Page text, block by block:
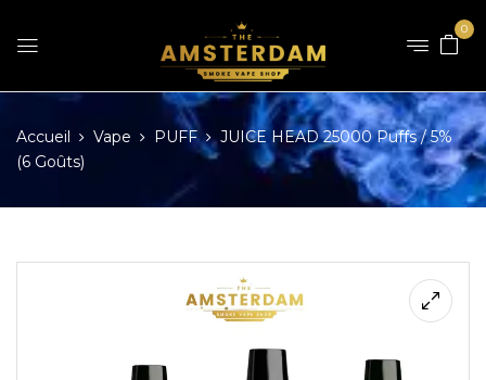
0
Accueil Vape PUFF
JUICE HEAD 25000 Puffs / 5%
(6 Goûts)